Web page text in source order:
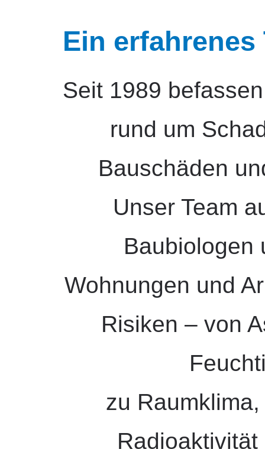
Ein erfahrenes
Seit 1989
rund um
Bauschäden
Unser Team
Baubiologen
Wohnungen und
Risiken – von
zu